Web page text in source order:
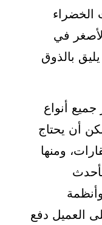
الخضراء
في
بالذوق
أنواع
أن يحتاج
ومنها
العميل دفع